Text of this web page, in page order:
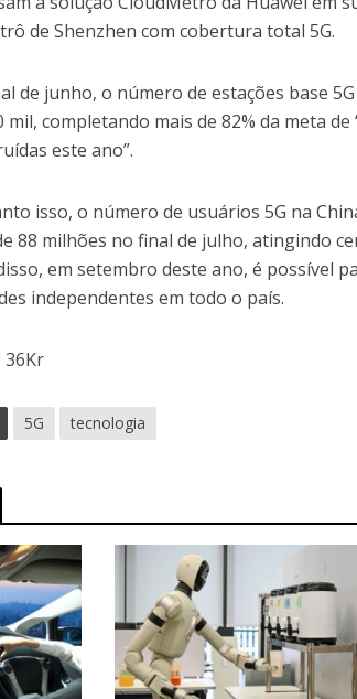
de Shenzhen com cobertura total 5G.
de junho, o número de estações base
mil, completando mais de 82% da meta
este ano”.
isso, o número de usuários 5G na
88 milhões no final de julho, atingindo
em setembro deste ano, é possível
independentes em todo o país.
36Kr
5G tecnologia